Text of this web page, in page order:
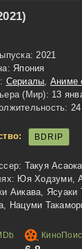
2021
Япония
Сериалы, Аниме
(Мир): 13
BDRIP
Такуя Асаока
Юя Ходзуми,
Аикава,
Нацуми